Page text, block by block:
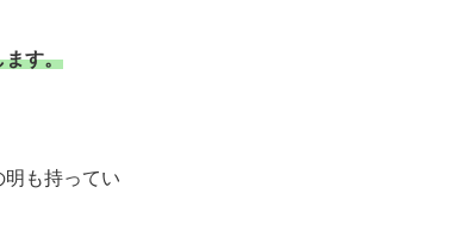
ます。
も持ってい